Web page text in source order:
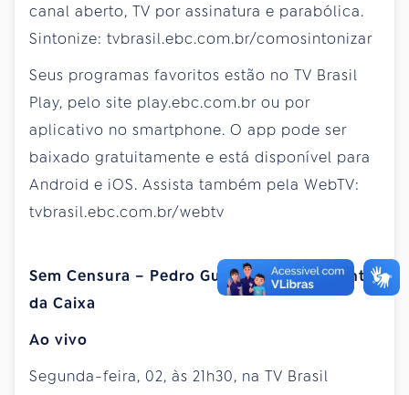
canal aberto, TV por assinatura e parabólica.
Sintonize: tvbrasil.ebc.com.br/comosintonizar
Seus programas favoritos estão no TV Brasil
Play, pelo site play.ebc.com.br ou por
aplicativo no smartphone. O app pode ser
baixado gratuitamente e está disponível para
Android e iOS. Assista também pela WebTV:
tvbrasil.ebc.com.br/webtv
Sem Censura – Pedro Guimarães, presidente
da Caixa
Ao vivo
Segunda-feira, 02, às 21h30, na TV Brasil